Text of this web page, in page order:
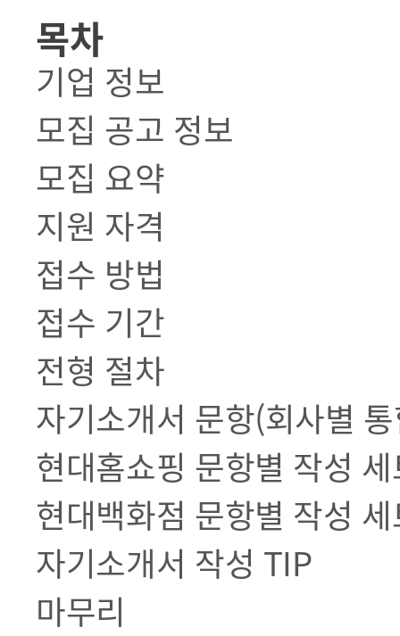
목차
기업 정보
모집 공고 정보
모집 요약
지원 자격
접수 방법
접수 기간
전형 절차
자기소개서 문항(회사별
현대홈쇼핑 문항별 작성
현대백화점 문항별 작성
자기소개서 작성 TIP
마무리